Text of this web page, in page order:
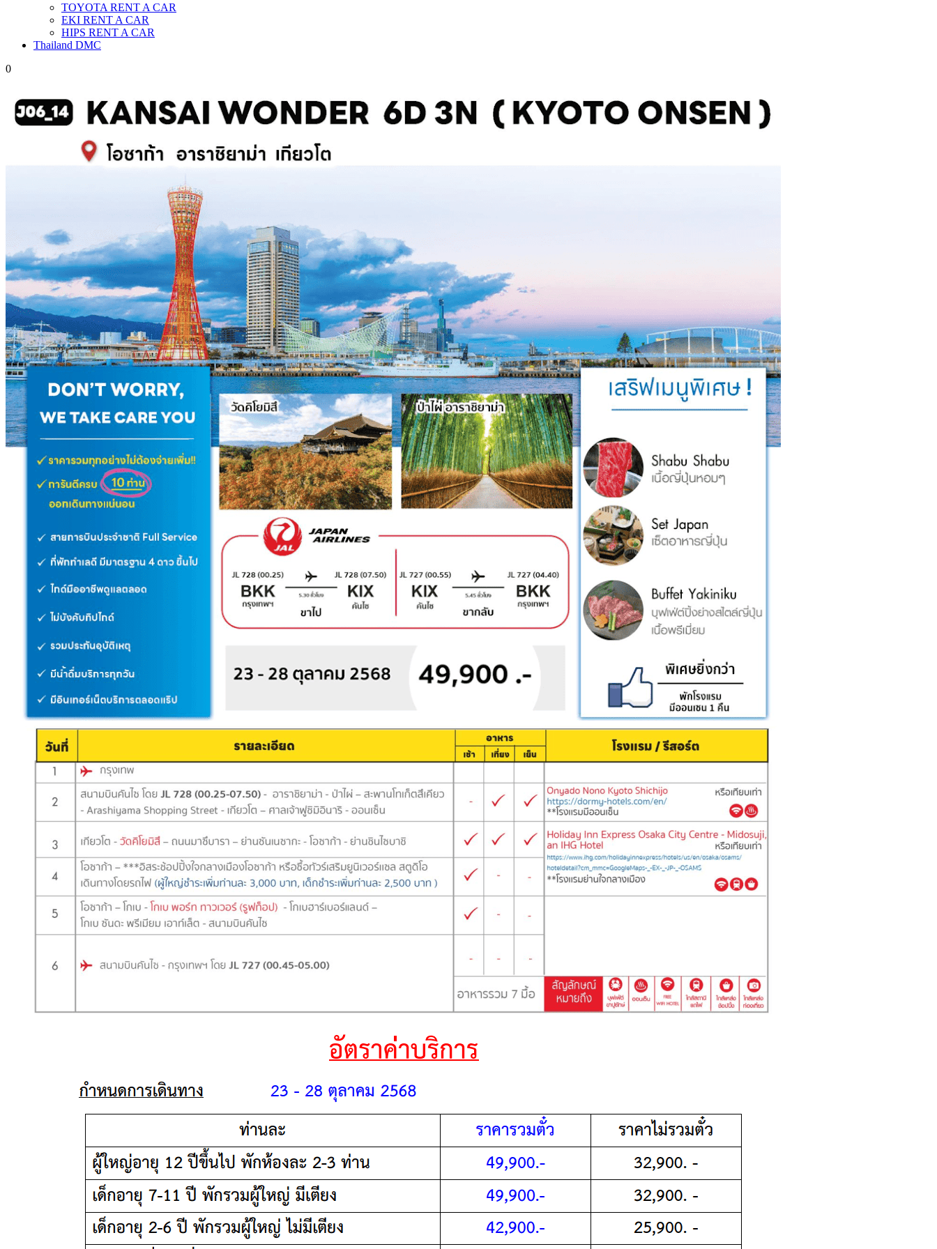
TOYOTA RENT A CAR
EKI RENT A CAR
HIPS RENT A CAR
Thailand DMC
0